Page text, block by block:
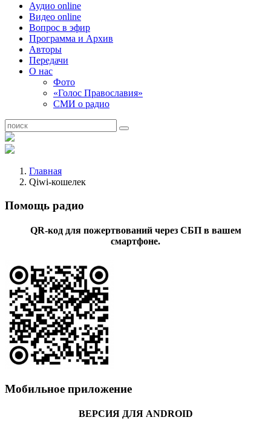
Аудио online
Видео online
Вопрос в эфир
Программа и Архив
Авторы
Передачи
О нас
Фото
«Голос Православия»
СМИ о радио
Главная
Qiwi-кошелек
Помощь радио
QR-код для пожертвований через СБП в вашем
смартфоне.
Мобильное приложение
ВЕРСИЯ ДЛЯ ANDROID